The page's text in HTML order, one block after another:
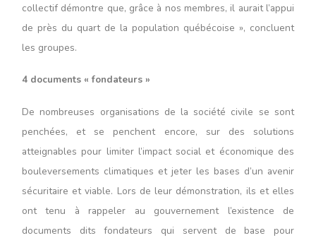
collectif démontre que, grâce à nos membres, il aurait l’appui
de près du quart de la population québécoise », concluent
les groupes.
4 documents « fondateurs »
De nombreuses organisations de la société civile se sont
penchées, et se penchent encore, sur des solutions
atteignables pour limiter l’impact social et économique des
bouleversements climatiques et jeter les bases d’un avenir
sécuritaire et viable. Lors de leur démonstration, ils et elles
ont tenu à rappeler au gouvernement l’existence de
documents dits fondateurs qui servent de base pour